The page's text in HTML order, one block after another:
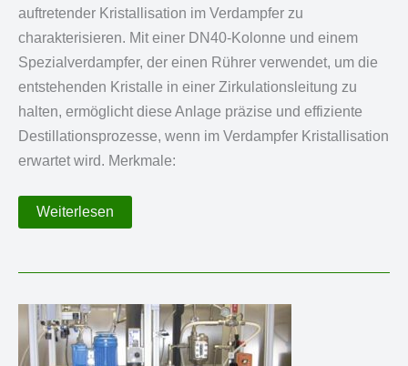
auftretender Kristallisation im Verdampfer zu
charakterisieren. Mit einer DN40-Kolonne und einem
Spezialverdampfer, der einen Rührer verwendet, um die
entstehenden Kristalle in einer Zirkulationsleitung zu
halten, ermöglicht diese Anlage präzise und effiziente
Destillationsprozesse, wenn im Verdampfer Kristallisation
erwartet wird. Merkmale:
Destillationsanlage
mit
Weiterlesen